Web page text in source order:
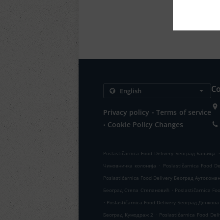
Privacy policy . Terms of service
. Cookie Policy Changes
Poslastičarnica Food Delivery Београд Бањица .
Чиновничка колонија . Poslastičarnica Food
Poslastičarnica Food Delivery Београд
Београд Степа Степановић . Poslastičarnica
. Poslastičarnica Food Delivery Београд
Београд Кумодраж 2 . Poslastičarnica Food